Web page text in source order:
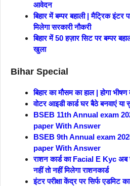
आवेदन
बिहार में बम्पर बहाली | मैट्रिक
मिलेगा सरकारी नौकरी
बिहार में 50 हज़ार सिट पर बम्पर
खुला
Bihar Special
बिहार का मौसम का हाल | होगा
वोटर आइडी कार्ड घर बैठे बनवाएं
BSEB 11th Annual exam
paper With Answer
BSEB 9th Annual exam
paper With Answer
राशन कार्ड का Facial E Kyc
नहीं तो नहीं मिलेगा राशनकार्ड
इंटर परीक्षा केंद्र पर सिर्फ एडमिट